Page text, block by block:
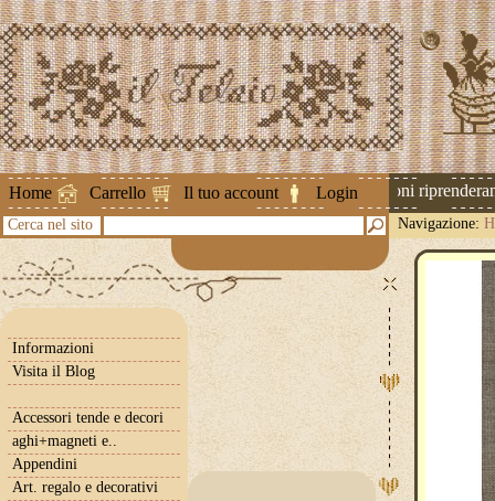
Home Carrello Il tuo account Login
Attenzione ! Le spedizioni
Cerca nel sito Navigazione:
Informazioni
Visita il Blog
Accessori tende e decori
aghi+magneti e..
Appendini
Art. regalo e decorativi